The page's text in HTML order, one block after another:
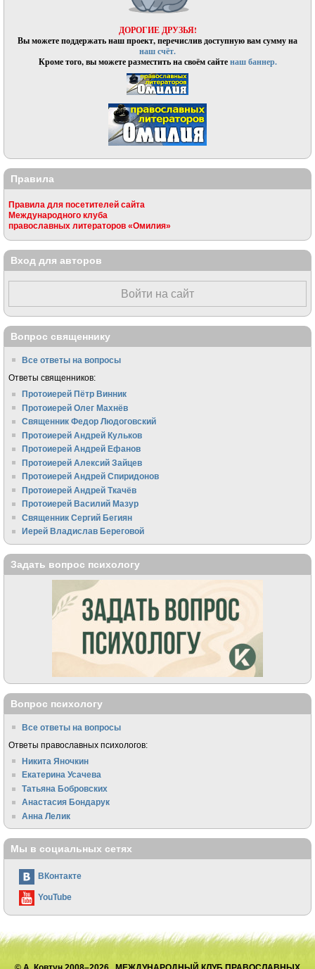
ДОРОГИЕ ДРУЗЬЯ!
Вы можете поддержать наш проект, перечислив доступную вам сумму на
наш счёт.
Кроме того, вы можете разместить на своём сайтенаш баннер.
Правила
Правила для посетителей сайта
Международного клуба
православных литераторов «Омилия»
Вход для авторов
Войти на сайт
Вопрос священнику
Все ответы на вопросы
Ответы священников:
Протоиерей Пётр Винник
Протоиерей Олег Махнёв
Священник Федор Людоговский
Протоиерей Андрей Кульков
Протоиерей Андрей Ефанов
Протоиерей Алексий Зайцев
Протоиерей Андрей Спиридонов
Протоиерей Андрей Ткачёв
Протоиерей Василий Мазур
Священник Сергий Бегиян
Иерей Владислав Береговой
Задать вопрос психологу
Вопрос психологу
Все ответы на вопросы
Ответы православных психологов:
Никита Яночкин
Екатерина Усачева
Татьяна Бобровских
Анастасия Бондарук
Анна Лелик
Мы в социальных сетях
ВКонтакте
YouTube